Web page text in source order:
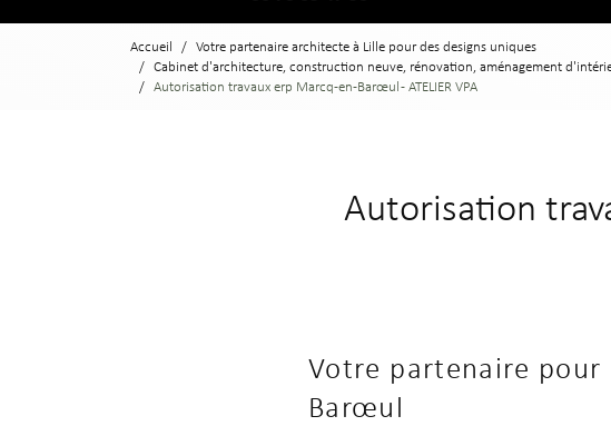
Accueil
Votre partenaire architecte à Lille pour des designs uniques
Cabinet d'architecture, construction neuve, rénovation, aménagement
Autorisation travaux erp Marcq-en-Barœul - ATELIER VPA
Autorisation
Votre partenaire
Barœul